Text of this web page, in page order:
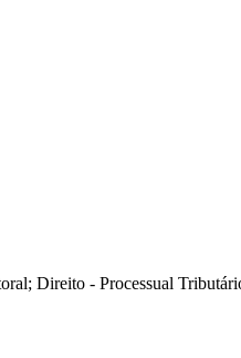
Direito - Processual